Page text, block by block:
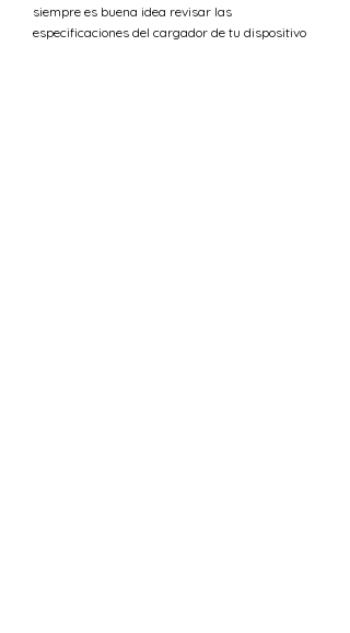
siempre es buena idea revisar las
especificaciones del cargador de tu dispositivo